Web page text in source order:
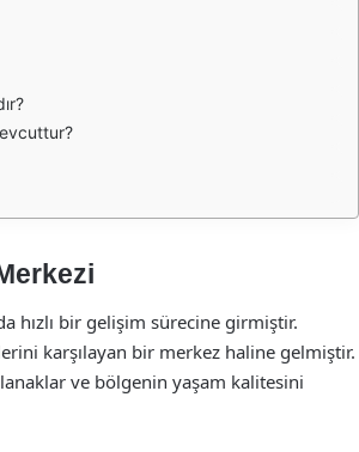
hızlı bir gelişim sürecine girmiştir.
karşılayan bir merkez haline gelmiştir.
ve bölgenin yaşam kalitesini